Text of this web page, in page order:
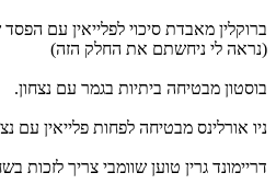
ברוקלין מאבדת סיכוי לפלייאין עם
(נראה לי ניחשתם את החלק הזה)
בוסטון מבטיחה ביתיות בגמר עם נצחון.
ניו אורלינס מבטיחה לפחות פלייאין עם
דריימונד גרין טוען שוומבי צריך לזכות